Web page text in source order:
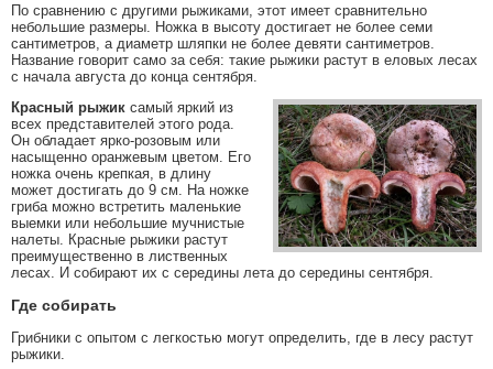
По сравнению с другими рыжиками, этот имеет сравнительно
небольшие размеры. Ножка в высоту достигает не более семи
сантиметров, а диаметр шляпки не более девяти сантиметров.
Название говорит само за себя: такие рыжики растут в еловых лесах
с начала августа до конца сентября.
Красный рыжик самый яркий из
всех представителей этого рода.
Он обладает ярко-розовым или
насыщенно оранжевым цветом. Его
ножка очень крепкая, в длину
может достигать до 9 см. На ножке
гриба можно встретить маленькие
выемки или небольшие мучнистые
налеты. Красные рыжики растут
преимущественно в лиственных
лесах. И собирают их с середины лета до середины сентября.
Где собирать
Грибники с опытом с легкостью могут определить, где в лесу растут
рыжики.